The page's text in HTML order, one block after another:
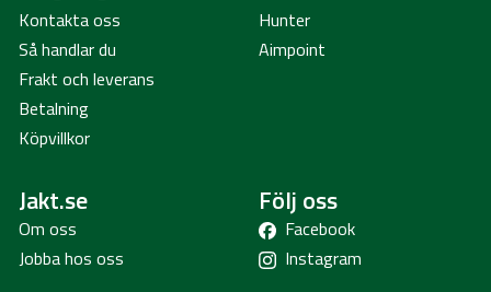
Kontakta oss
Så handlar du
Frakt och leverans
Betalning
Köpvillkor
Hunter
Aimpoint
Jakt.se
Om oss
Jobba hos oss
Följ oss
Facebook
Instagram